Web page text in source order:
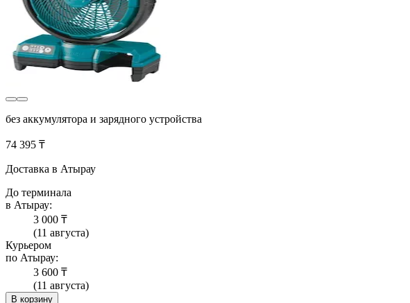
без аккумулятора и зарядного устройства
74 395 ₸
Доставка в Атырау
До терминала
в Атырау:
3 000 ₸
(11 августа)
Курьером
по Атырау:
3 600 ₸
(11 августа)
В корзину